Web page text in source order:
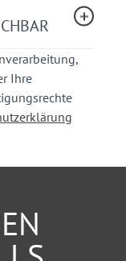
kompetente
aus
Ihre